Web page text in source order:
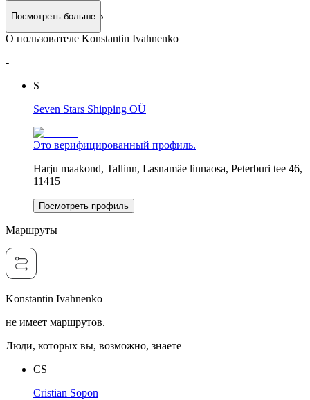
Посмотреть больше
О пользователе Konstantin Ivahnenko
-
S
Seven Stars Shipping OÜ
Это верифицированный профиль.
Harju maakond, Tallinn, Lasnamäe linnaosa, Peterburi tee 46,
11415
Посмотреть профиль
Маршруты
Konstantin Ivahnenko
не имеет маршрутов.
Люди, которых вы, возможно, знаете
CS
Cristian Sopon